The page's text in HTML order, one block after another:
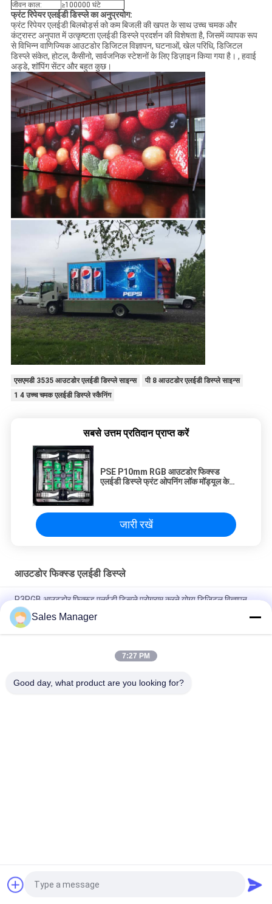
जीवन काल:
≥100000 घंटे
फ्रंट रिपेयर एलईडी डिस्प्ले का अनुप्रयोग:
फ्रंट रिपेयर एलईडी बिलबोर्ड्स को कम बिजली की खपत के साथ उच्च चमक और
कंट्रास्ट अनुपात में उत्कृष्टता एलईडी डिस्प्ले प्रदर्शन की विशेषता है, जिसमें व्यापक रूप
से विभिन्न वाणिज्यिक आउटडोर डिजिटल विज्ञापन, घटनाओं, खेल परिधि, डिजिटल
डिस्प्ले संकेत, होटल, कैसीनो, सार्वजनिक स्टेशनों के लिए डिज़ाइन किया गया है। , हवाई
अड्डे, शॉपिंग सेंटर और बहुत कुछ।
एसएमडी 3535 आउटडोर एलईडी डिस्प्ले साइन्स
पी 8 आउटडोर एलईडी डिस्प्ले साइन्स
1 4 उच्च चमक एलईडी डिस्प्ले स्कैनिंग
सबसे उत्तम प्रतिदान प्राप्त करें
PSE P10mm RGB आउटडोर फिक्स्ड
एलईडी डिस्प्ले फ्रंट ओपनिंग लॉक मॉड्यूल के
जारी रखें
आउटडोर फिक्स्ड एलईडी डिस्प्ले
P3RGB आउटडोर फिक्स्ड एलईडी डिस्प्ले प्रोग्राम करने योग्य डिजिटल विज्ञापन
बोर्ड
P3.91 रेंटल फिक्स्ड इंस्टॉलेशन के लिए आउटडोर विज्ञापन एलईडी स्क्रीन
उच्च चमक पी 5 आरजीबी आउटडोर फिक्स्ड एलईडी डिस्प्ले 160 * 320 मिमी
Sales Manager
7:27 PM
Good day, what product are you looking for?